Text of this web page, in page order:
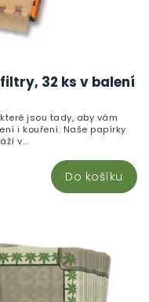
32 ks v balení
Do košíku
jsou tady, aby vám
i kouření. Naše papírky
v...